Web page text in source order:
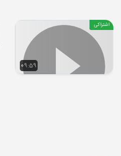
09:59
اشتراکی